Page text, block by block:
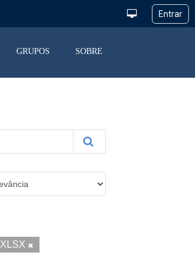
GRUPOS SOBRE
XLSX